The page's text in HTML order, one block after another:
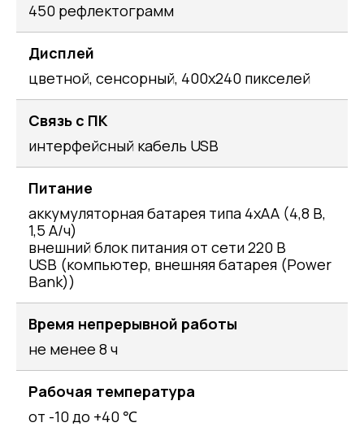
450 рефлектограмм
Дисплей
цветной, сенсорный, 400х240 пикселей
Связь с ПК
интерфейсный кабель USB
Питание
аккумуляторная батарея типа 4хАА (4,8 В,
1,5 А/ч)
внешний блок питания от сети 220 В
USB (компьютер, внешняя батарея (Power
Bank))
Время непрерывной работы
не менее 8 ч
Рабочая температура
от -10 до +40 ℃